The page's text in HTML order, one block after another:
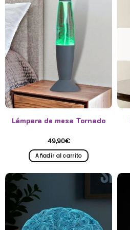
Lámpara de mesa Tornado
49,90€
Añadir al carrito